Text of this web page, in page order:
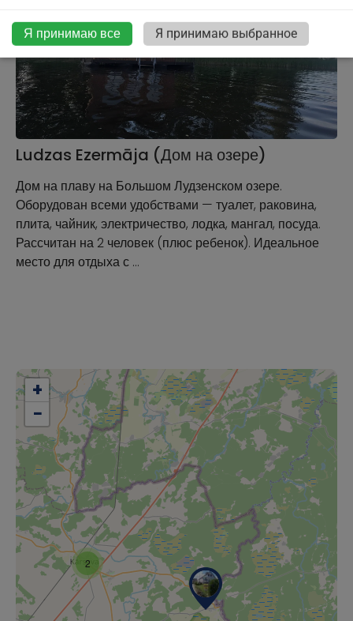
Ludzas Ezermāja (Дом на озере)
Дом на плаву на Большом Лудзенском озере.
Оборудован всеми удобствами — туалет, раковина,
плита, чайник, электричество, лодка, мангал, посуда.
Рассчитан на 2 человек (плюс ребенок). Идеальное
место для отдыха с …
2
+
−
Я принимаю все Я принимаю выбранное